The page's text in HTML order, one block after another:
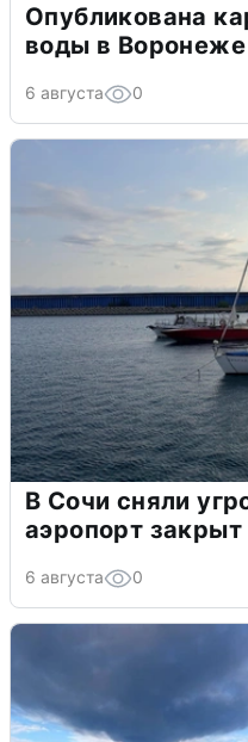
Опубликована
воды в Воронеже
6 августа 0
В Сочи сняли
аэропорт закрыт
6 августа 0